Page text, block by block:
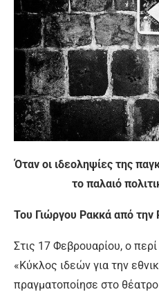
Όταν οι ιδεοληψίες της
το παλαιό
Του Γιώργου Ρακκά από την
Στις 17 Φεβρουαρίου, ο
«Kύκλος ιδεών για την
πραγματοποίησε στο